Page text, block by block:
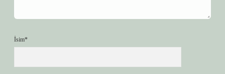
İsim*